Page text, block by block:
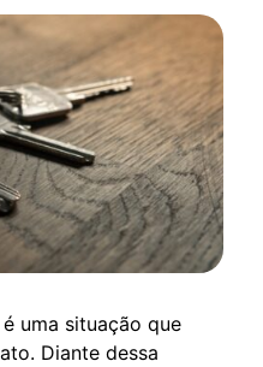
uma situação que
Diante dessa